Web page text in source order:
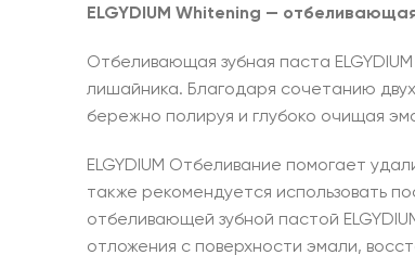
ELGYDIUM Whitening —
Отбеливающая зубная паста
лишайника. Благодаря сочетанию
бережно полируя и глубоко очищая
ELGYDIUM Отбеливание помогает
также рекомендуется использовать
отбеливающей зубной пастой
отложения с поверхности эмали,